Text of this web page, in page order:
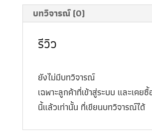
บทวิจารณ์ (0)
รีวิว
ยังไม่มีบทวิจารณ์
เฉพาะลูกค้าที่เข้าสู่ระบบ และเคย
นี้แล้วเท่านั้น ที่เขียนบทวิจารณ์ได้